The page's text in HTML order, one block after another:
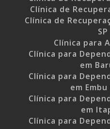
Clínica de
Clínica de
SP
Clínica para
Clínica para
em
Clínica para
em Embu
Clínica para
em
Clínica para